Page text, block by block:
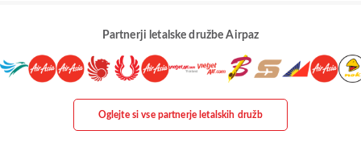
Partnerji letalske družbe Airpaz
Oglejte si vse partnerje letalskih družb